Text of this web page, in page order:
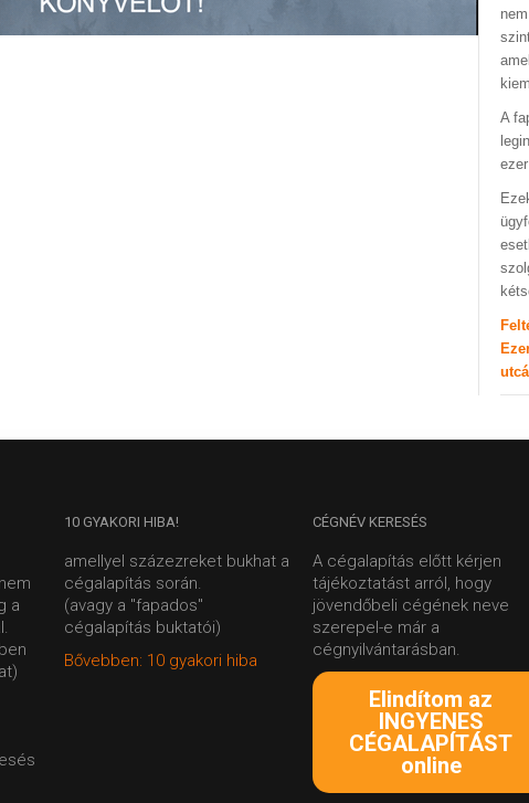
A
a
10 GYAKORI HIBA!
amellyel százezreket bukhat a
cégalapítás során.
(avagy a "fapados"
cégalapítás buktatói)
Bővebben: 10 gyakori hiba
CÉGNÉV KERESÉS
A cégalapítás előtt kérjen
tájékoztatást arról, hogy
jövendőbeli cégének neve
szerepel-e már a
cégnyilvántarásban.
Elindítom az
INGYENES
CÉGALAPÍTÁST
online